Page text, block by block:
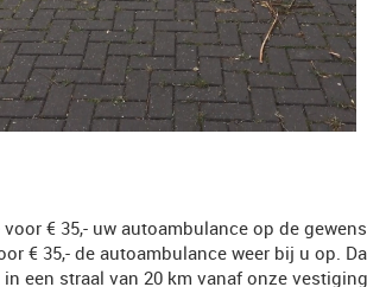
€ 35,- uw autoambulance op de
€ 35,- de autoambulance weer bij u op.
een straal van 20 km vanaf onze